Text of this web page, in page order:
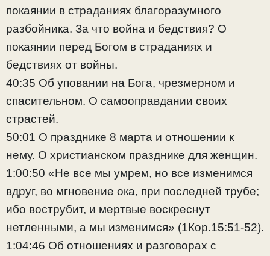
покаянии в страданиях благоразумного
разбойника. За что война и бедствия? О
покаянии перед Богом в страданиях и
бедствиях от войны.
40:35 Об уповании на Бога, чрезмерном и
спасительном. О самооправдании своих
страстей.
50:01 О празднике 8 марта и отношении к
нему. О христианском празднике для женщин.
1:00:50 «Не все мы умрем, но все изменимся
вдруг, во мгновение ока, при последней трубе;
ибо вострубит, и мертвые воскреснут
нетленными, а мы изменимся» (1Кор.15:51-52).
1:04:46 Об отношениях и разговорах с